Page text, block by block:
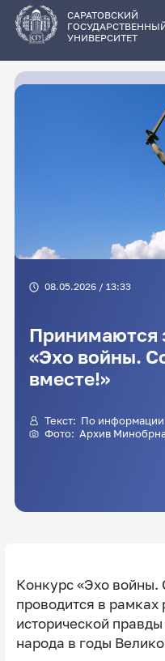
основному
содержанию
САРАТОВСКИЙ
УНИВЕРСИТЕТ
08.05.2026 / 13:33
Принимаются
«Эхо войны.
вместе!»
Текст: По
Фото: Архив
Конкурс «Эхо войны.
проводится в
исторической
народа в годы